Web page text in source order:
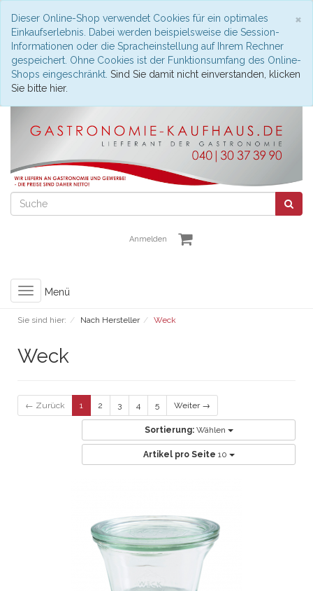
×
Dieser Online-Shop verwendet Cookies für ein optimales
Einkaufserlebnis. Dabei werden beispielsweise die Session-
Informationen oder die Spracheinstellung auf Ihrem Rechner
gespeichert. Ohne Cookies ist der Funktionsumfang des Online-
Shops eingeschränkt. Sind Sie damit nicht einverstanden, klicken
Sie bitte hier.
Anmelden
Toggle
navigation
Menü
Sie sind hier: Nach Hersteller Weck
Weck
← Zurück 1 2 3 4 5 Weiter →
Sortierung: Wählen
Artikel pro Seite 10